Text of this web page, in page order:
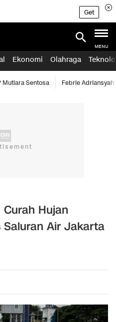
Get
MENU
Ekonomi Olahraga
Mutiara Sentosa Febrie Adriansyah
Hujan
Air Jakarta